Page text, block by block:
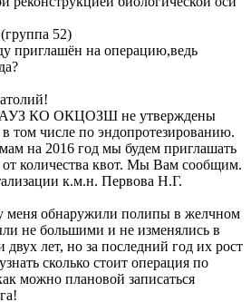
52)
приглашён на операцию,ведь
КО ОКЦОЗШ не утверждены
том числе по эндопротезированию.
на 2016 год мы будем приглашать
количества квот. Мы Вам сообщим.
к.м.н. Первова Н.Г.
меня обнаружили полипы в желчном
не большими и не изменялись в
двух лет, но за последний год их рост
сколько стоит операция по
можно плановой записаться